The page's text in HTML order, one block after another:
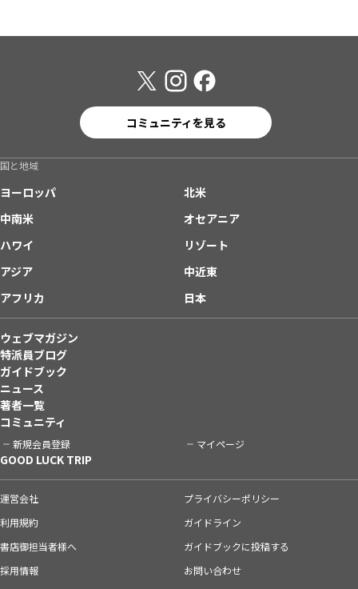
コミュニティを見る
国と地域
ヨーロッパ
北米
中南米
オセアニア
ハワイ
リゾート
アジア
中近東
アフリカ
日本
ウェブマガジン
特派員ブログ
ガイドブック
ニュース
著者一覧
コミュニティ
新規会員登録 マイページ
GOOD LUCK TRIP
運営会社
プライバシーポリシー
利用規約
ガイドライン
書店御担当者様へ
ガイドブックに投稿する
採用情報
お問い合わせ